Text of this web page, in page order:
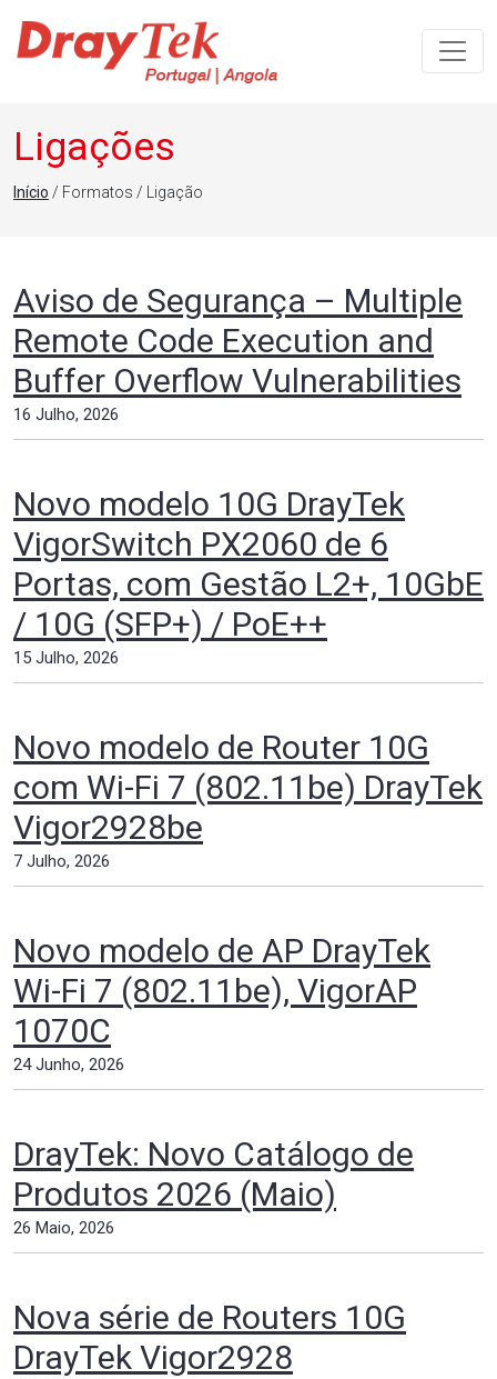
Navegação principal
Ligações
Início / Formatos / Ligação
Aviso de Segurança – Multiple
Remote Code Execution and
Buffer Overflow Vulnerabilities
16 Julho, 2026
Novo modelo 10G DrayTek
VigorSwitch PX2060 de 6
Portas, com Gestão L2+, 10GbE
/ 10G (SFP+) / PoE++
15 Julho, 2026
Novo modelo de Router 10G
com Wi-Fi 7 (802.11be) DrayTek
Vigor2928be
7 Julho, 2026
Novo modelo de AP DrayTek
Wi-Fi 7 (802.11be), VigorAP
1070C
24 Junho, 2026
DrayTek: Novo Catálogo de
Produtos 2026 (Maio)
26 Maio, 2026
Nova série de Routers 10G
DrayTek Vigor2928